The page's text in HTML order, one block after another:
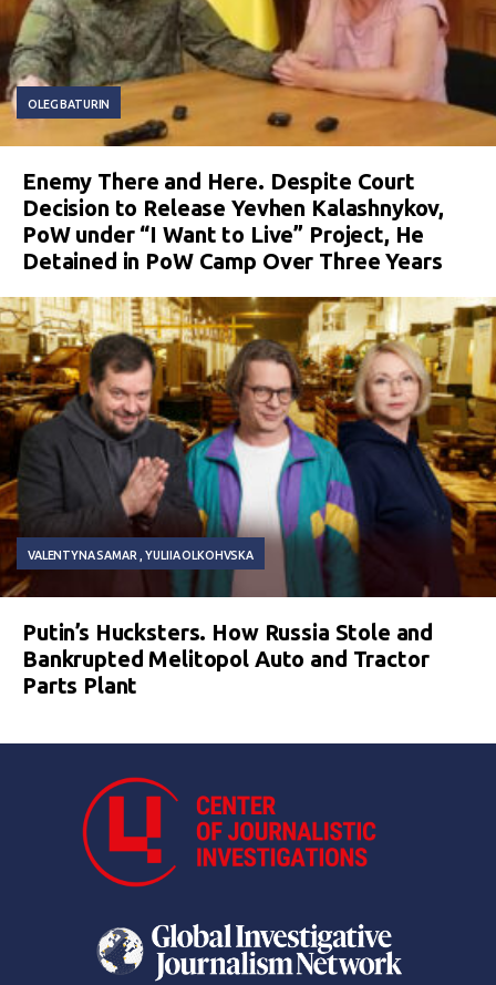
OLEG BATURIN
Enemy There and Here. Despite Court
Decision to Release Yevhen Kalashnykov,
PoW under “I Want to Live” Project, He
Detained in PoW Camp Over Three Years
VALENTYNA SAMAR YULIIA OLKOHVSKA
Putin’s Hucksters. How Russia Stole and
Bankrupted Melitopol Auto and Tractor
Parts Plant